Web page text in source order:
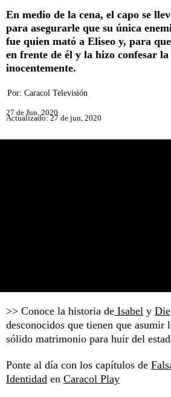
En medio de la cena, el capo se
para asegurarle que su única
fue quien mató a Eliseo y, para
en frente de él y la hizo confesar
inocentemente.
Por: Caracol Televisión
27 de Jun, 2020
Actualizado: 27 de jun, 2020
>> Conoce la historia de Isabel y
desconocidos que tienen que asumir
sólido matrimonio para huir del
Ponte al día con los capítulos de
Identidad en Caracol Play